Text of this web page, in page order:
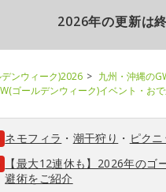
2026年の更新は
ンウィーク)2026
九州・沖縄の
ゴールデンウィーク)イベント・お
ネモフィラ ・ 潮干狩り ・ ピクニ
【最大12連休も】2026年のゴ
避術をご紹介